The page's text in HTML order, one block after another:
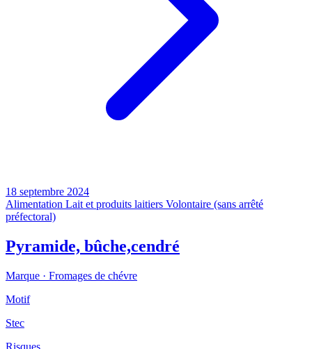
18 septembre 2024
Alimentation Lait et produits laitiers Volontaire (sans arrêté
préfectoral)
Pyramide, bûche,cendré
Marque · Fromages de chévre
Motif
Stec